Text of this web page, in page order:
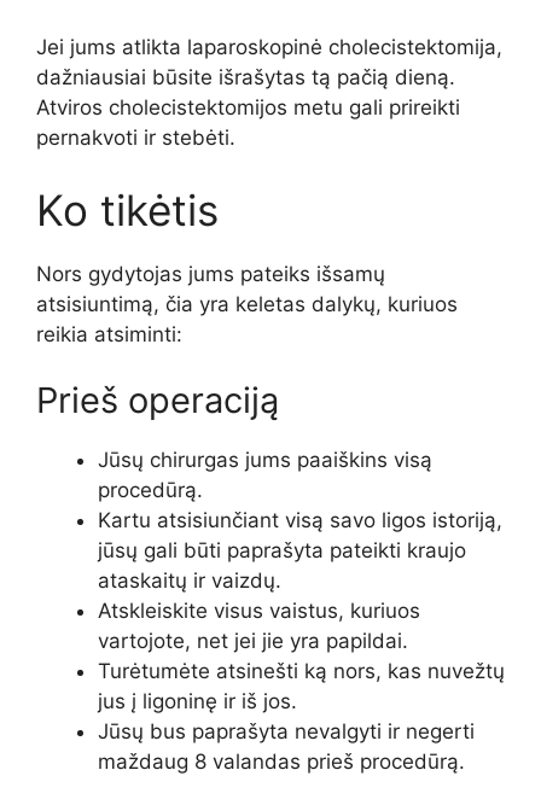
Jei jums atlikta laparoskopinė cholecistektomija,
dažniausiai būsite išrašytas tą pačią dieną.
Atviros cholecistektomijos metu gali prireikti
pernakvoti ir stebėti.
Ko tikėtis
Nors gydytojas jums pateiks išsamų
atsisiuntimą, čia yra keletas dalykų, kuriuos
reikia atsiminti:
Prieš operaciją
Jūsų chirurgas jums paaiškins visą
procedūrą.
Kartu atsisiunčiant visą savo ligos istoriją,
jūsų gali būti paprašyta pateikti kraujo
ataskaitų ir vaizdų.
Atskleiskite visus vaistus, kuriuos
vartojote, net jei jie yra papildai.
Turėtumėte atsinešti ką nors, kas nuvežtų
jus į ligoninę ir iš jos.
Jūsų bus paprašyta nevalgyti ir negerti
maždaug 8 valandas prieš procedūrą.